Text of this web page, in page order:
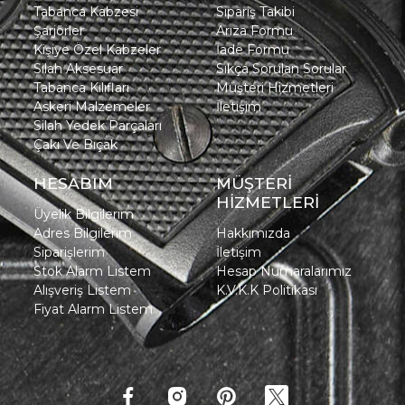
Tabanca Kabzesi
Şarjörler
Kişiye Özel Kabzeler
Silah Aksesuar
Tabanca Kılıfları
Askeri Malzemeler
Silah Yedek Parçaları
Çakı Ve Bıçak
Sipariş Takibi
Arıza Formu
İade Formu
Sıkça Sorulan Sorular
Müşteri Hizmetleri
İletişim
HESABIM
Üyelik Bilgilerim
Adres Bilgilerim
Siparişlerim
Stok Alarm Listem
Alışveriş Listem
Fiyat Alarm Listem
MÜŞTERİ
HİZMETLERİ
Hakkımızda
İletişim
Hesap Numaralarımız
K.V.K.K Politikası